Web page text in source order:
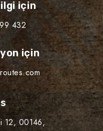
için
432
için
12, 00146,